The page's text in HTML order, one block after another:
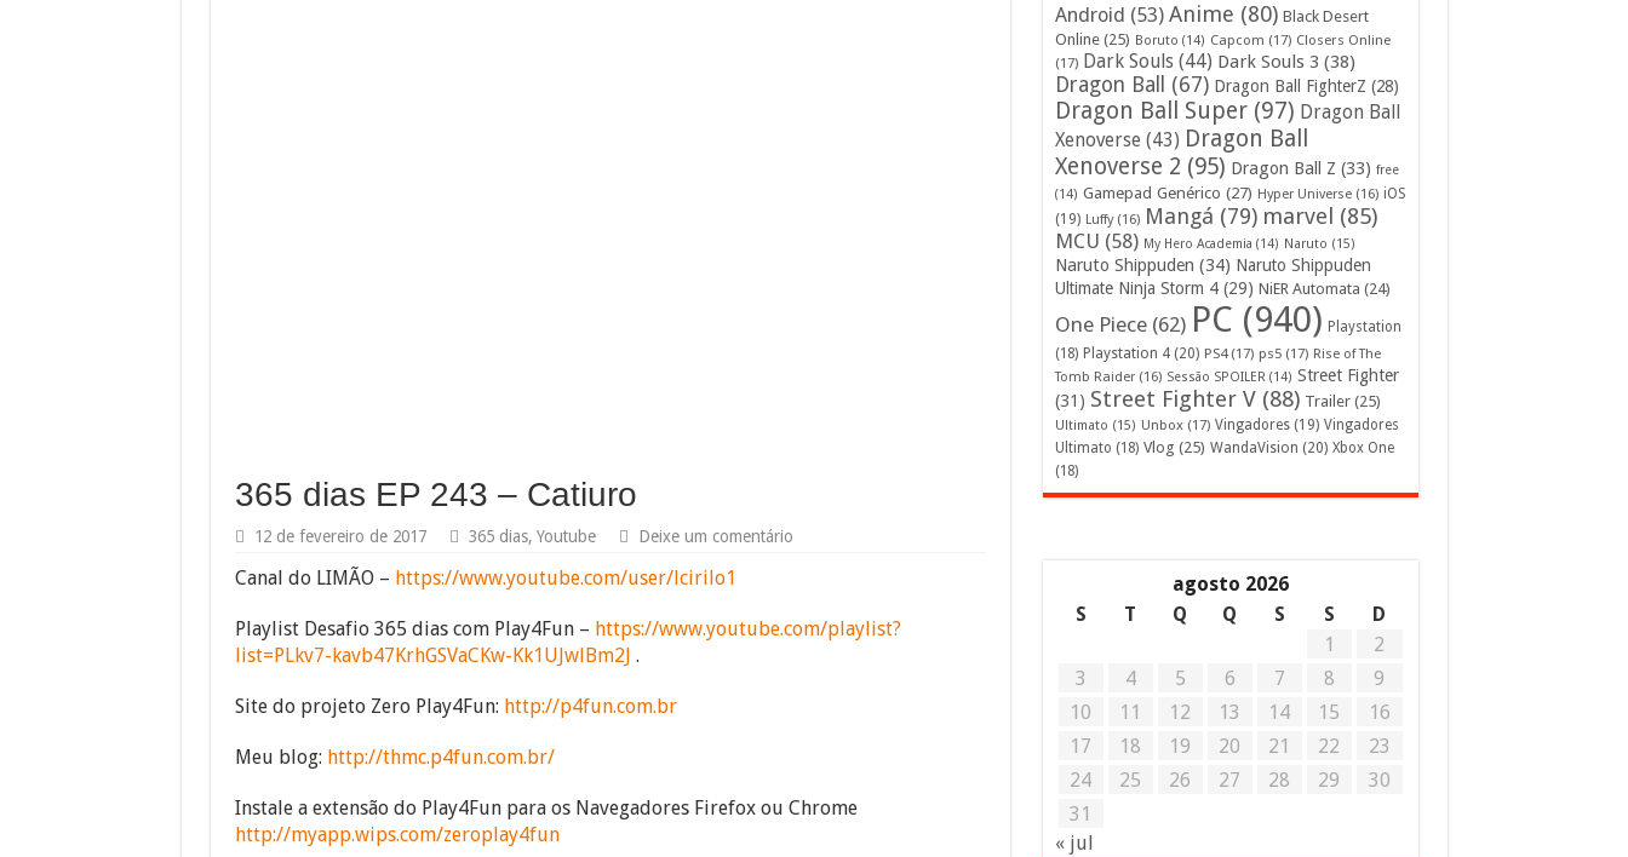
365 dias EP 243 – Catiuro
12 de fevereiro de 2017 365 dias, Youtube Deixe um comentário
Canal do LIMÃO – https://www.youtube.com/user/lcirilo1
Playlist Desafio 365 dias com Play4Fun – https://www.youtube.com/playlist?
list=PLkv7-kavb47KrhGSVaCKw-Kk1UJwlBm2J .
Site do projeto Zero Play4Fun: http://p4fun.com.br
Meu blog: http://thmc.p4fun.com.br/
Instale a extensão do Play4Fun para os Navegadores Firefox ou Chrome
http://myapp.wips.com/zeroplay4fun
Android (53) Anime (80) Black Desert
Online(25) Boruto (14) Capcom (17) Closers Online
(17) Dark Souls(44) Dark Souls 3 (38)
Dragon Ball (67) Dragon Ball FighterZ (28)
Dragon Ball Super(97) Dragon Ball
Xenoverse (43) Dragon Ball
Xenoverse 2 (95) Dragon Ball Z (33) free
(14) Gamepad Genérico (27) Hyper Universe(16) iOS
(19) Luffy(16) Mangá (79) marvel (85)
MCU (58) My Hero Academia (14) Naruto (15)
Naruto Shippuden (34) Naruto Shippuden
Ultimate Ninja Storm 4(29) NiER Automata (24)
One Piece(62) PC (940) Playstation
(18) Playstation 4(20) PS4(17) ps5(17) Rise of The
Tomb Raider(16) Sessão SPOILER(14) Street Fighter
(31) Street Fighter V(88) Trailer(25)
Ultimato (15) Unbox(17) Vingadores(19) Vingadores
Ultimato (18) Vlog (25) WandaVision (20) Xbox One
(18)
agosto 2026
S
T Q Q S S
D
1
2
3
4 5 6 7 8
9
10
11 12 13 14 15
16
17
18 19 20 21 22
23
24
25 26 27 28 29
30
31
« jul